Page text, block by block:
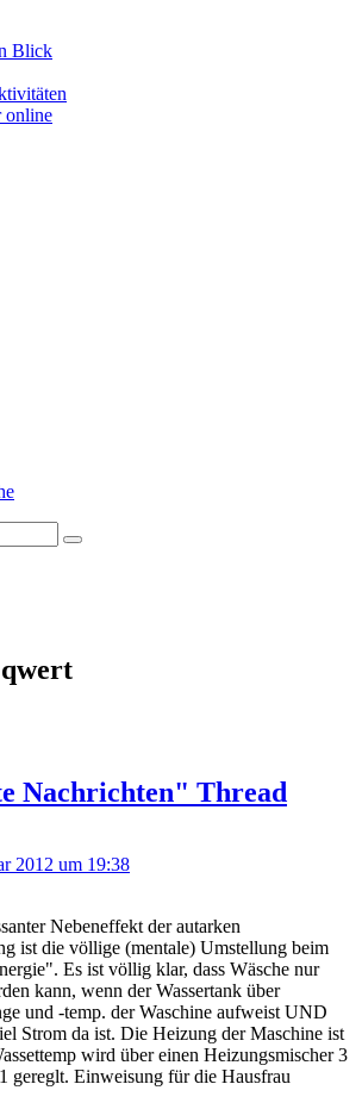
Blick
online
Nachrichten" Thread
2012 um 19:38
Nebeneffekt der autarken
ist die völlige (mentale) Umstellung beim
Es ist völlig klar, dass Wäsche nur
kann, wenn der Wassertank über
und -temp. der Waschine aufweist UND
Strom da ist. Die Heizung der Maschine ist
wird über einen Heizungsmischer 3
gereglt. Einweisung für die Hausfrau